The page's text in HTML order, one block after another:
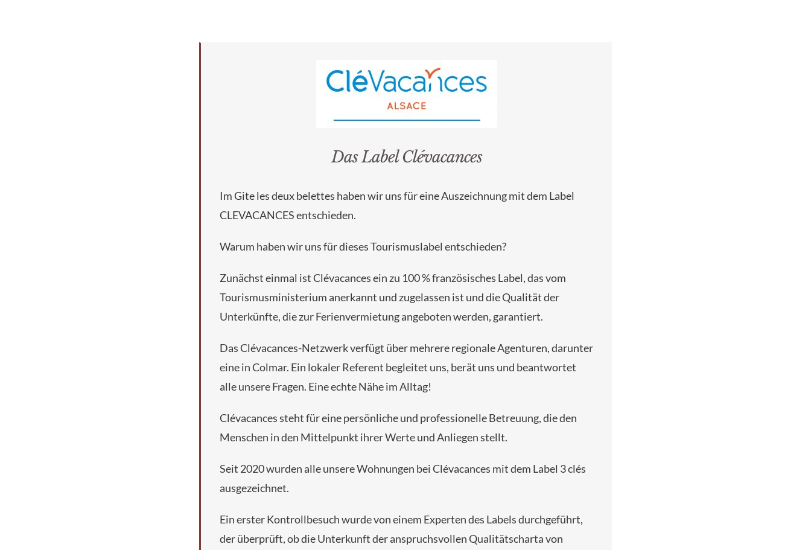
Das Label Clévacances
Im Gite les deux belettes haben wir uns für eine Auszeichnung mit dem Label
CLEVACANCES entschieden.
Warum haben wir uns für dieses Tourismuslabel entschieden?
Zunächst einmal ist Clévacances ein zu 100 % französisches Label, das vom
Tourismusministerium anerkannt und zugelassen ist und die Qualität der
Unterkünfte, die zur Ferienvermietung angeboten werden, garantiert.
Das Clévacances-Netzwerk verfügt über mehrere regionale Agenturen, darunter
eine in Colmar. Ein lokaler Referent begleitet uns, berät uns und beantwortet
alle unsere Fragen. Eine echte Nähe im Alltag!
Clévacances steht für eine persönliche und professionelle Betreuung, die den
Menschen in den Mittelpunkt ihrer Werte und Anliegen stellt.
Seit 2020 wurden alle unsere Wohnungen bei Clévacances mit dem Label 3 clés
ausgezeichnet.
Ein erster Kontrollbesuch wurde von einem Experten des Labels durchgeführt,
der überprüft, ob die Unterkunft der anspruchsvollen Qualitätscharta von